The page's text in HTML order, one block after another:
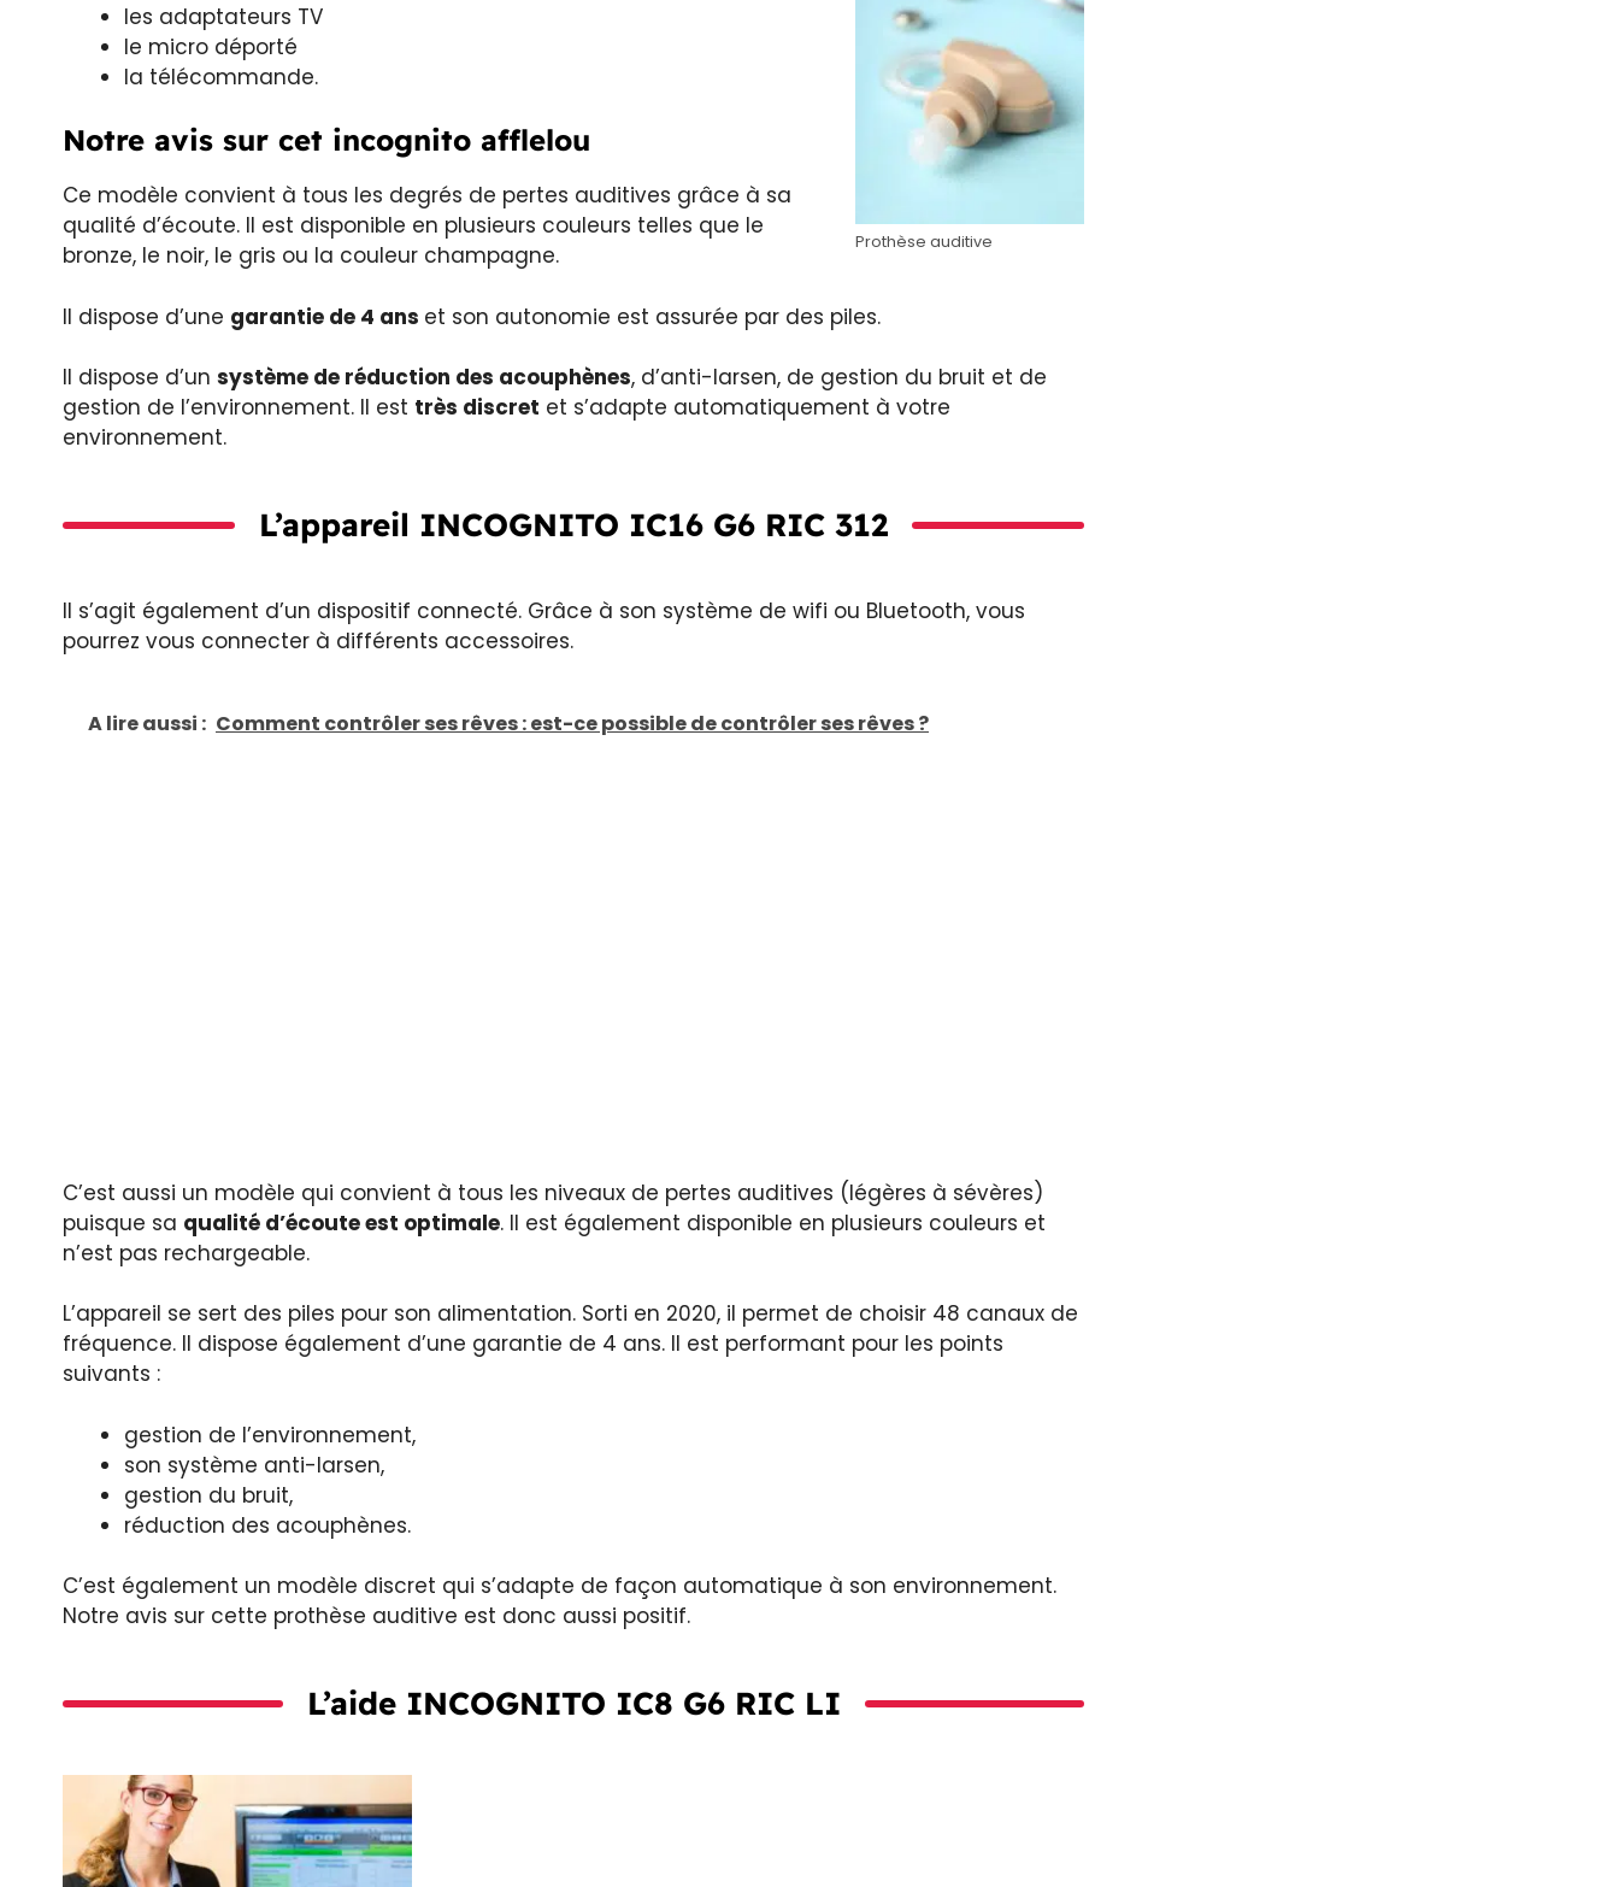
Prothèse auditive
les adaptateurs TV
le micro déporté
la télécommande.
Notre avis sur cet incognito afflelou
Ce modèle convient à tous les degrés de pertes auditives grâce à sa
qualité d’écoute. Il est disponible en plusieurs couleurs telles que le
bronze, le noir, le gris ou la couleur champagne.
Il dispose d’une garantie de 4 ans et son autonomie est assurée par des piles.
Il dispose d’un système de réduction des acouphènes, d’anti-larsen, de gestion du bruit et de
gestion de l’environnement. Il est très discret et s’adapte automatiquement à votre
environnement.
L’appareil INCOGNITO IC16 G6 RIC 312
Il s’agit également d’un dispositif connecté. Grâce à son système de wifi ou Bluetooth, vous
pourrez vous connecter à différents accessoires.
A lire aussi : Comment contrôler ses rêves : est-ce possible de contrôler ses rêves ?
C’est aussi un modèle qui convient à tous les niveaux de pertes auditives (légères à sévères)
puisque sa qualité d’écoute est optimale. Il est également disponible en plusieurs couleurs et
n’est pas rechargeable.
L’appareil se sert des piles pour son alimentation. Sorti en 2020, il permet de choisir 48 canaux de
fréquence. Il dispose également d’une garantie de 4 ans. Il est performant pour les points
suivants :
gestion de l’environnement,
son système anti-larsen,
gestion du bruit,
réduction des acouphènes.
C’est également un modèle discret qui s’adapte de façon automatique à son environnement.
Notre avis sur cette prothèse auditive est donc aussi positif.
L’aide INCOGNITO IC8 G6 RIC LI